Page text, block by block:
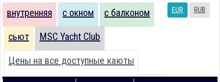
EUR RUB
внутренняя с окном с балконом
сьют MSC Yacht Club
Цены на все доступные каюты